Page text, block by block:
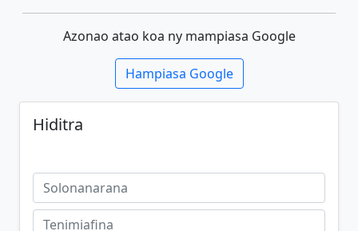
Azonao atao koa ny mampiasa Google
Hampiasa Google
Hiditra